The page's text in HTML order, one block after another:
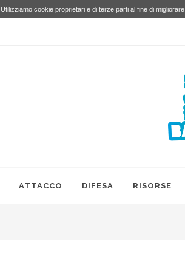
Utilizziamo cookie proprietari e di terze parti al fine di
ATTACCO DIFESA RISORSE